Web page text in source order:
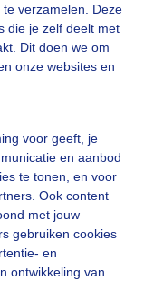
verzamelen. Deze
die je zelf deelt met
Dit doen we om
onze websites en
voor geeft, je
en aanbod
te tonen, en voor
Ook content
met jouw
gebruiken cookies
en
ontwikkeling van